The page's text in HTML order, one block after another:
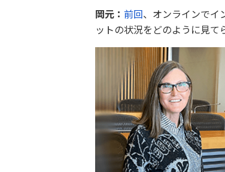
岡元： 前回、オンラインでイ
ットの状況をどのように見て